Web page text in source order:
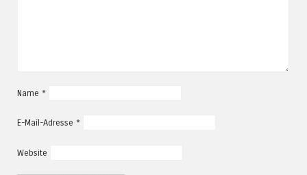
Name *
E-Mail-Adresse *
Website